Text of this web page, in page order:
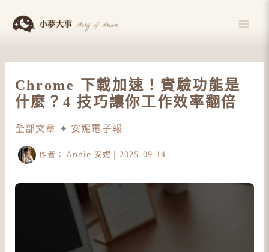
Chrome 下載加速！實驗功能是
什麼？4 技巧讓你工作效率翻倍
全部文章 ✦ 安妮電子報
作者： Annie 安妮 | 2025-09-14